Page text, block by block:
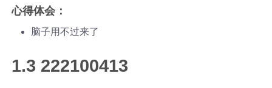
心得体会：
脑子用不过来了
1.3 222100413